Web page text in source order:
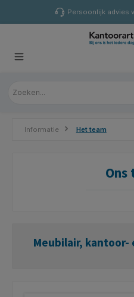
Persoonlijk advies
Informatie Het team
Ons
Meubilair,